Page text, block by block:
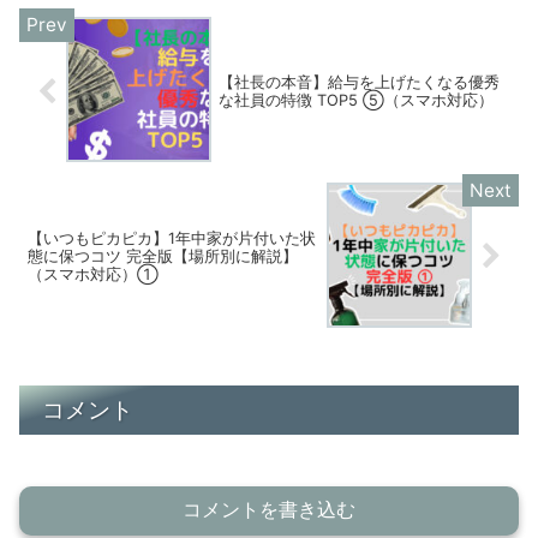
【社長の本音】給与を上げたくなる優秀
な社員の特徴 TOP5 ⑤（スマホ対応）
【いつもピカピカ】1年中家が片付いた状
態に保つコツ 完全版【場所別に解説】
（スマホ対応）①
コメント
コメントを書き込む